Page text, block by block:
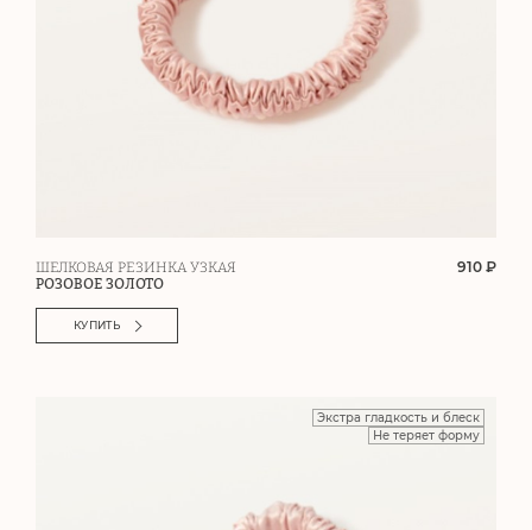
ШЕЛКОВАЯ РЕЗИНКА УЗКАЯ
РОЗОВОЕ ЗОЛОТО
910 ₽
КУПИТЬ
Экстра гладкость и блеск
Не теряет форму